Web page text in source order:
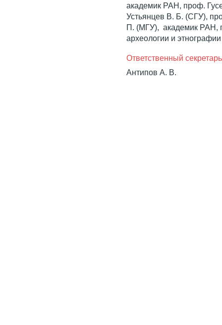
академик РАН, проф.
Устьянцев В. Б. (СГУ),
П. (МГУ), академик РАН,
археологии и
Ответственный секретарь
Антипов А. В.